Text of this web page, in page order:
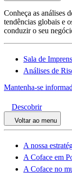
Conheça as análises
tendências globais e
conduzir o seu
Sala de
Análises de
Mantenha-se
Descobrir
Voltar ao menu
A nossa
A Coface em
A Coface no